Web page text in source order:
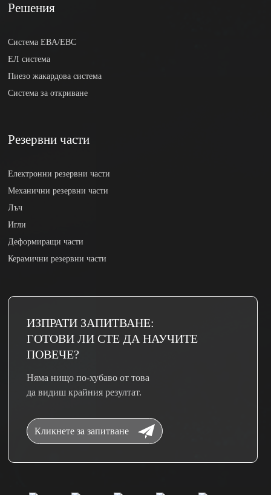
Решения
Система EBA/EBC
ЕЛ система
Пиезо жакардова система
Система за откриване
Резервни части
Електронни резервни части
Механични резервни части
Лъч
Игли
Деформиращи части
Керамични резервни части
ИЗПРАТИ ЗАПИТВАНЕ:
ГОТОВИ ЛИ СТЕ ДА НАУЧИТЕ
ПОВЕЧЕ?
Няма нищо по-хубаво от това
да видиш крайния резултат.
Кликнете за запитване